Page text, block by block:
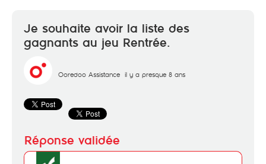
Je souhaite avoir la liste des
gagnants au jeu Rentrée.
Ooredoo Assistance il y a presque 8 ans